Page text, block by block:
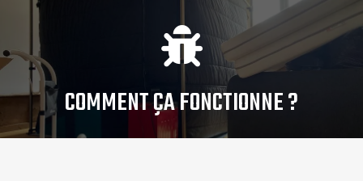

COMMENT ÇA FONCTIONNE ?